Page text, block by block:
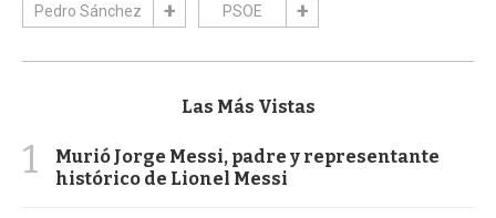
Pedro Sánchez PSOE
Las Más Vistas
1
Murió Jorge Messi, padre y representante
histórico de Lionel Messi